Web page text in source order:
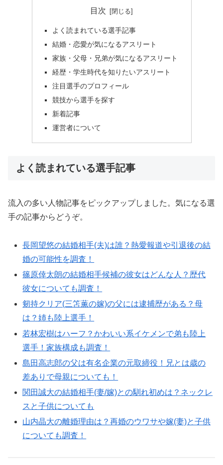
目次
よく読まれている選手記事
結婚・恋愛が気になるアスリート
家族・父母・兄弟が気になるアスリート
経歴・学生時代を知りたいアスリート
注目選手のプロフィール
競技から選手を探す
新着記事
運営者について
よく読まれている選手記事
流入の多い人物記事をピックアップしました。気になる選
手の記事からどうぞ。
長岡望悠の結婚相手(夫)は誰？熱愛報道や引退後の結
婚の可能性を調査！
篠原倖太朗の結婚相手候補の彼女はどんな人？歴代
彼女についても調査！
剱持クリア(三笘薫の嫁)の父には逮捕歴がある？母
は？姉も陸上選手！
若林宏樹はハーフ？かわいい系イケメンで弟も陸上
選手！家族構成も調査！
島田高志郎の父は有名企業の元取締役！兄とは歳の
差ありで母親についても！
関田誠大の結婚相手(妻/嫁)との馴れ初めは？ネックレ
スと子供についても
山内晶大の離婚理由は？再婚のウワサや嫁(妻)と子供
についても調査！